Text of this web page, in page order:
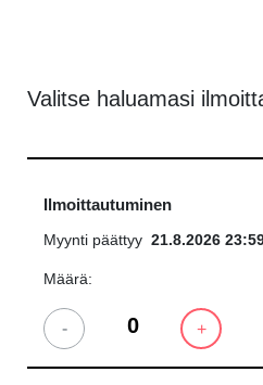
Valitse haluamasi
Ilmoittautuminen
Myynti päättyy 21.8.2026
Määrä:
- +